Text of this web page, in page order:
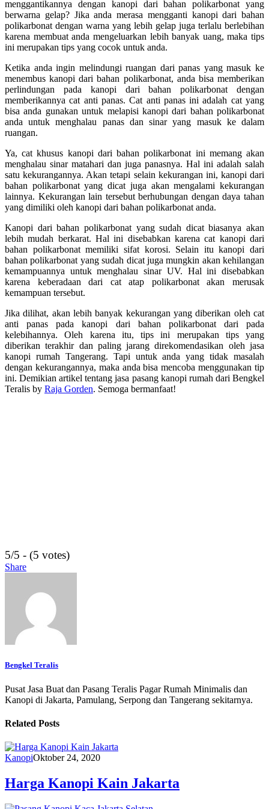
menggantikannya dengan kanopi dari bahan polikarbonat yang
berwarna gelap? Jika anda merasa mengganti kanopi dari bahan
polikarbonat dengan warna yang lebih gelap juga terlalu berlebihan
karena membuat anda mengeluarkan lebih banyak uang, maka tips
ini merupakan tips yang cocok untuk anda.
Ketika anda ingin melindungi ruangan dari panas yang masuk ke
menembus kanopi dari bahan polikarbonat, anda bisa memberikan
perlindungan pada kanopi dari bahan polikarbonat dengan
memberikannya cat anti panas. Cat anti panas ini adalah cat yang
bisa anda gunakan untuk melapisi kanopi dari bahan polikarbonat
anda untuk menghalau panas dan sinar yang masuk ke dalam
ruangan.
Ya, cat khusus kanopi dari bahan polikarbonat ini memang akan
menghalau sinar matahari dan juga panasnya. Hal ini adalah salah
satu kekurangannya. Akan tetapi selain kekurangan ini, kanopi dari
bahan polikarbonat yang dicat juga akan mengalami kekurangan
lainnya. Kekurangan lain tersebut berhubungan dengan daya tahan
yang dimiliki oleh kanopi dari bahan polikarbonat anda.
Kanopi dari bahan polikarbonat yang sudah dicat biasanya akan
lebih mudah berkarat. Hal ini disebabkan karena cat kanopi dari
bahan polikarbonat memiliki sifat korosi. Selain itu kanopi dari
bahan polikarbonat yang sudah dicat juga mungkin akan kehilangan
kemampuannya untuk menghalau sinar UV. Hal ini disebabkan
karena keberadaan dari cat atap polikarbonat akan merusak
kemampuan tersebut.
Jika dilihat, akan lebih banyak kekurangan yang diberikan oleh cat
anti panas pada kanopi dari bahan polikarbonat dari pada
kelebihannya. Oleh karena itu, tips ini merupakan tips yang
diberikan terakhir dan paling jarang direkomendasikan oleh jasa
kanopi rumah Tangerang. Tapi untuk anda yang tidak masalah
dengan kekurangannya, maka anda bisa mencoba menggunakan tip
ini. Demikian artikel tentang jasa pasang kanopi rumah dari Bengkel
Teralis by Raja Gorden. Semoga bermanfaat!
5/5 - (5 votes)
Share
Bengkel Teralis
Pusat Jasa Buat dan Pasang Teralis Pagar Rumah Minimalis dan
Kanopi di Jakarta, Pamulang, Serpong dan Tangerang sekitarnya.
Related Posts
KanopiOktober 24, 2020
Harga Kanopi Kain Jakarta